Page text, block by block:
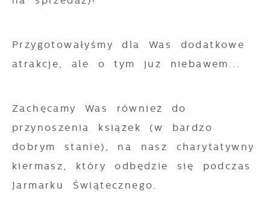
Przygotowałyśmy dla Was dodatkowe
atrakcje, ale o tym już niebawem...
Zachęcamy Was również do
przynoszenia książek (w bardzo
dobrym stanie), na nasz charytatywny
kiermasz, który odbędzie się podczas
Jarmarku Świątecznego.
mogą pojawić się na stronach podmiotów
trzecich lub firm będących naszymi
pośredników prezentujących nasze treści w
postaci wiadomości, ofert, komunikatów
mediów społecznościowych.